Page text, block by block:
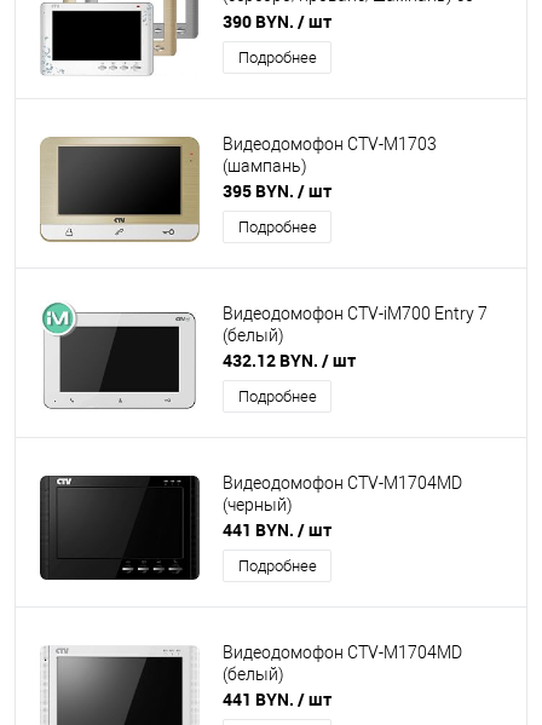
сменными передними панелями
390 BYN. / шт
Подробнее
Видеодомофон CTV-M1703
(шампань)
395 BYN. / шт
Подробнее
Видеодомофон CTV-iM700 Entry 7
(белый)
432.12 BYN. / шт
Подробнее
Видеодомофон CTV-M1704MD
(черный)
441 BYN. / шт
Подробнее
Видеодомофон CTV-M1704MD
(белый)
441 BYN. / шт